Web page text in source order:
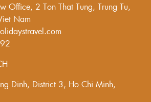
Office, 2 Ton That Tung, Trung Tu,
Nam
Dinh, District 3, Ho Chi Minh,